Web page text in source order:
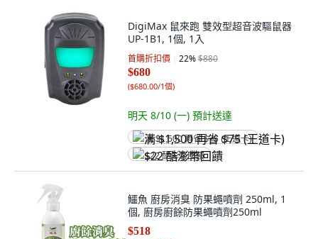
DigiMax 鼠來跑 雙效型超音波驅鼠器
UP-1B1, 1個, 1入
首購折扣價 22%$880
$680
($680.00/1個)
明天 8/10 (一) 預計送達
满 $1,500 再省 $75 (王道卡)
$22 酷澎幣回饋
鱷魚 廚房消臭 防果蠅噴劑 250ml, 1
個, 廚房廚餘防果蠅噴劑250ml
$518